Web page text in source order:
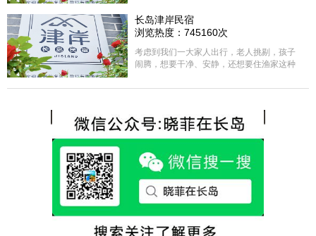
选择津岸民宿，实际体验客房很干净，饭菜
方面家里老人也很满意，整体饭菜给搭配的
很好，每顿饭也不重样的，海鲜确实是非常
的新鲜呢，另外值得一提的是，他家的海菜
包子非常好吃。 其实长岛可选的酒店、民宿
各不相同，可以根据自己的喜好选择。非常
热情，能根据我提出的需求来安排房间，这
点很好。
长岛津岸民宿
浏览热度：745160次
考虑到我们一大家人出行，老人挑剔，孩子
闹腾，想要干净、安静，还想要住渔家这种
选择津岸民宿，实际体验客房很干净，饭菜
很好，每顿饭也不重样的，海鲜确实是非常
的新鲜呢，另外值得一提的是，他家的海菜
包子非常好吃。 其实长岛可选的酒店、民宿
各不相同，可以根据自己的喜好选择。非常
推荐津岸民宿，关键是老板娘晓菲很细心、
热情，能根据我提出的需求来安排房间，这
点很好。